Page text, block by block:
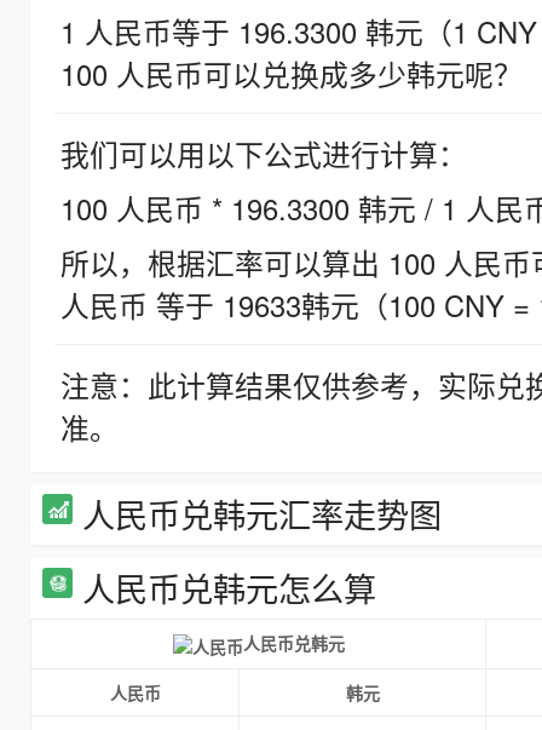
1 人民币等于 196.3300 韩元（1
100 人民币可以兑换成多少韩元呢？
我们可以用以下公式进行计算：
100 人民币 * 196.3300 韩元 / 1 人民
所以，根据汇率可以算出 100 人民
人民币 等于 19633韩元（100 CNY =
注意：此计算结果仅供参考，实际
准。
人民币兑韩元汇率走势图
人民币兑韩元怎么算
人民币兑韩元
人民币
韩元